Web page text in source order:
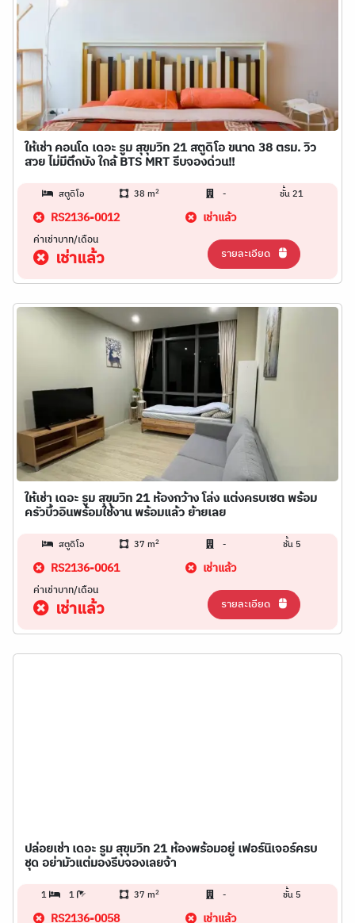
ให้เช่า คอนโด เดอะ รูม สุขุมวิท 21 สตูดิโอ ขนาด 38 ตรม. วิว
สวย ไม่มีตึกบัง ใกล้ BTS MRT รีบจองด่วน!!
สตูดิโอ 38 m2 - ชั้น 21
RS2136-0012 เช่าแล้ว
ค่าเช่าบาท/เดือน
เช่าแล้ว รายละเอียด
ให้เช่า เดอะ รูม สุขุมวิท 21 ห้องกว้าง โล่ง แต่งครบเซต พร้อม
ครัวบิ้วอินพร้อมใช้งาน พร้อมแล้ว ย้ายเลย
สตูดิโอ 37 m2 - ชั้น 5
RS2136-0061 เช่าแล้ว
ค่าเช่าบาท/เดือน
เช่าแล้ว รายละเอียด
ปล่อยเช่า เดอะ รูม สุขุมวิท 21 ห้องพร้อมอยู่ เฟอร์นิเจอร์ครบ
ชุด อย่ามัวแต่มองรีบจองเลยจ้า
1 1 37 m2 - ชั้น 5
RS2136-0058 เช่าแล้ว